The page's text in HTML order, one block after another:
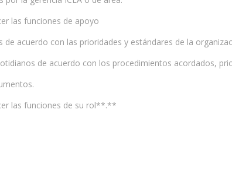
las funciones de apoyo
de acuerdo con las prioridades y estándares de la
de acuerdo con los procedimientos acordados,
las funciones de su rol**.**